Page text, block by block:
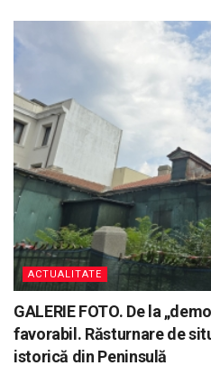
ACTUALITATE
GALERIE FOTO. De la
favorabil. Răsturnare de
istorică din Peninsulă